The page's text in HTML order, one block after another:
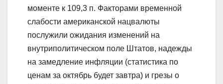
моменте к 109,3 п. Факторами временной
слабости американской нацвалюты
послужили ожидания изменений на
внутриполитическом поле Штатов, надежды
на замедление инфляции (статистика по
ценам за октябрь будет завтра) и грезы о